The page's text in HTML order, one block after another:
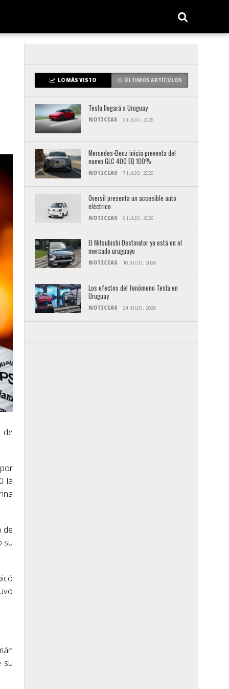
de
la
de
su
su
LO MÁS VISTO ÚLTIMOS ARTÍCULOS
Tesla llegará a Uruguay
NOTICIAS 9 JULIO, 2026
Mercedes-Benz inicia preventa del
nuevo GLC 400 EQ 100%
NOTICIAS 7 JULIO, 2026
Oversil presenta un accesible auto
eléctrico
NOTICIAS 9 JULIO, 2026
El Mitsubishi Destinator ya está en el
mercado uruguayo
NOTICIAS 10 JULIO, 2026
Los efectos del fenómeno Tesla en
Uruguay
NOTICIAS 24 JULIO, 2026